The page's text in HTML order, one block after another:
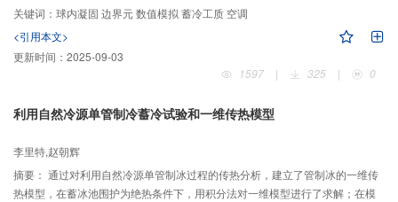
蓄冷系统奠定了理论基础。
关键词： 球内凝固 边界元 数值模拟 蓄冷工质 空调
<引用本文>
更新时间： 2025-09-03
1597
| 325 | 0
利用自然冷源单管制冷蓄冷试验和一维传热模型
李里特,赵朝辉
摘要： 通过对利用自然冷源单管制冰过程的传热分析，建立了管制冰的一维传
热模型，在蓄冰池围护为绝热条件下，用积分法对一维模型进行了求解；在模